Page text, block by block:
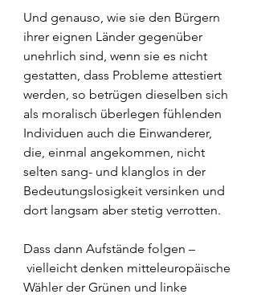
Und genauso, wie sie den Bürgern
ihrer eignen Länder gegenüber
unehrlich sind, wenn sie es nicht
gestatten, dass Probleme attestiert
werden, so betrügen dieselben sich
als moralisch überlegen fühlenden
Individuen auch die Einwanderer,
die, einmal angekommen, nicht
selten sang- und klanglos in der
Bedeutungslosigkeit versinken und
dort langsam aber stetig verrotten.
Dass dann Aufstände folgen –
vielleicht denken mitteleuropäische
Wähler der Grünen und linke